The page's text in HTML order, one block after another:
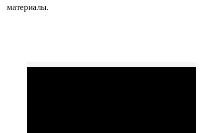
материалы.